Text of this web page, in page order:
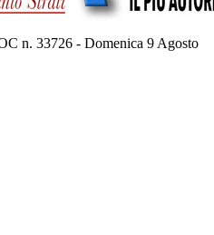
n. 33726 - Domenica 9 Agosto